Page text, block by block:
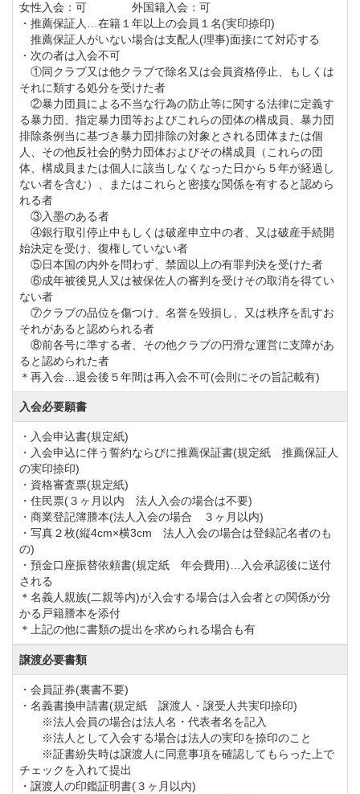
ため美しい景観を楽しむことができます。
地形を活かした設計で打ち下ろしやドッグレッグ、グ
リーンには適度な起伏が施されていて戦略性を高めて
います。
土浦カントリー倶楽部で一番眺めが良いコースとなっ
ており、ゴルフの醍醐味を満喫できる9ホールです。
土浦カントリー倶楽部のクラブハウスは落ち着きある
雰囲気でゴルファーを迎えてくれます。
館内にはゴルファー憩いの場であるレストランやバス
ルーム、ロッカールームや品揃え豊富なプロショップ
を完備しています。
メンバー同士の交流やお寛ぎの場としてご活用くださ
いませ。
土浦カントリー倶楽部は交通の便が良い立地条件のた
め、平日・土日祝日問わず多くの方にお越し頂いてい
るゴルフ場です。
バリエーションに富んだコースデザインと四季折々の
美しい景色を眺めながらのラウンドを楽しむことがで
きます。
歴史のあるコースでゴルフを満喫したい方や生涯のホ
ームコースをお考えの方にお薦めのコースです。
土浦カントリー倶楽部のゴルフ会員権の購入・売却を
ご検討中の方はこの機会にお気軽にお問合せくださ
い。
令和5年1月1日から下記の特典受付を終了します。
トランスファー制度、親族入会割引、プレミアムステ
ータス割引、グランドステータス制度
366,300円で募集しておりますが、令和4年8月31日で受
付を終了します。
名義変更料を改定します。
女性入会：可 外国籍入会：可
・推薦保証人…在籍１年以上の会員１名(実印捺印)
推薦保証人がいない場合は支配人(理事)面接にて対応する
・次の者は入会不可
①同クラブ又は他クラブで除名又は会員資格停止、もしくは
それに類する処分を受けた者
②暴力団員による不当な行為の防止等に関する法律に定義す
る暴力団、指定暴力団等およびこれらの団体の構成員、暴力団
排除条例当に基づき暴力団排除の対象とされる団体または個
人、その他反社会的勢力団体およびその構成員（これらの団
体、構成員または個人に該当しなくなった日から５年が経過し
ない者を含む）、またはこれらと密接な関係を有すると認めら
れる者
③入墨のある者
④銀行取引停止中もしくは破産申立中の者、又は破産手続開
始決定を受け、復権していない者
⑤日本国の内外を問わず、禁固以上の有罪判決を受けた者
⑥成年被後見人又は被保佐人の審判を受けその取消を得てい
ない者
⑦クラブの品位を傷つけ、名誉を毀損し、又は秩序を乱すお
それがあると認められる者
⑧前各号に準する者、その他クラブの円滑な運営に支障があ
ると認められた者
＊再入会…退会後５年間は再入会不可(会則にその旨記載有)
入会必要願書
・入会申込書(規定紙)
・入会申込に伴う誓約ならびに推薦保証書(規定紙 推薦保証人
の実印捺印)
・資格審査票(規定紙)
・住民票(３ヶ月以内 法人入会の場合は不要)
・商業登記簿謄本(法人入会の場合 ３ヶ月以内)
・写真２枚(縦4cm×横3cm 法人入会の場合は登録記名者のも
の)
・預金口座振替依頼書(規定紙 年会費用)…入会承認後に送付
される
＊名義人親族(二親等内)が入会する場合は入会者との関係が分
かる戸籍謄本を添付
＊上記の他に書類の提出を求められる場合も有
譲渡必要書類
・会員証券(裏書不要)
・名義書換申請書(規定紙 譲渡人・譲受人共実印捺印)
※法人会員の場合は法人名・代表者名を記入
※法人として入会する場合は法人の実印を捺印のこと
※証書紛失時は譲渡人に同意事項を確認してもらった上で
チェックを入れて提出
・譲渡人の印鑑証明書(３ヶ月以内)